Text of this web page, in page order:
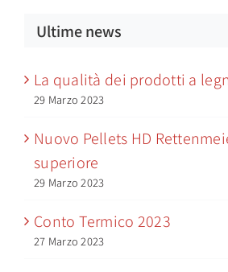
Ultime news
La qualità dei prodotti a
29 Marzo 2023
Nuovo Pellets HD
superiore
29 Marzo 2023
Conto Termico 2023
27 Marzo 2023